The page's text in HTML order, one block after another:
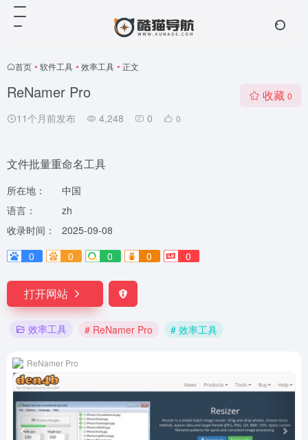
首页 • 软件工具 • 效率工具 • 正文
ReNamer Pro
11个月前发布 4,248 0 0
收藏 0
文件批量重命名工具
所在地：
中国
语言：
zh
收录时间：
2025-09-08
0
0 0 0 0
打开网站
效率工具 # ReNamer Pro # 效率工具
ReNamer Pro